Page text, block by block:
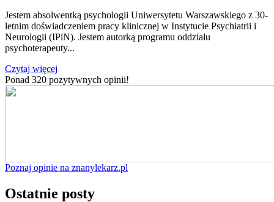
Jestem absolwentką psychologii Uniwersytetu Warszawskiego z 30-
letnim doświadczeniem pracy klinicznej w Instytucie Psychiatrii i
Neurologii (IPiN). Jestem autorką programu oddziału
psychoterapeuty...
Czytaj więcej
Ponad 320 pozytywnych opinii!
Poznaj opinie na znanylekarz.pl
Ostatnie posty